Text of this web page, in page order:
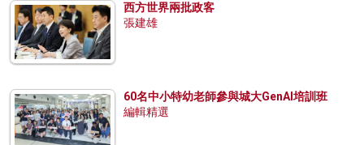
西方世界兩批政客
張建雄
60名中小特幼老師參與城大GenAI培訓班
編輯精選